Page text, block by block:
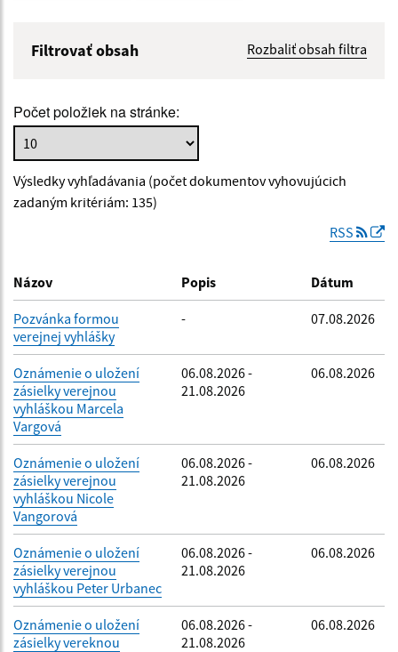
Filtrovať obsah Rozbaliť obsah filtra
Popis:
Dátum zverejnenia od:
Filtrovať
Počet položiek na stránke:
Výsledky vyhľadávania (počet dokumentov vyhovujúcich
zadaným kritériám: 135)
RSS
Názov Popis Dátum
Pozvánka formou
verejnej vyhlášky
- 07.08.2026
Oznámenie o uložení
zásielky verejnou
vyhláškou Marcela
Vargová
06.08.2026 -
21.08.2026
06.08.2026
Oznámenie o uložení
zásielky verejnou
vyhláškou Nicole
Vangorová
06.08.2026 -
21.08.2026
06.08.2026
Oznámenie o uložení
zásielky verejnou
vyhláškou Peter Urbanec
06.08.2026 -
21.08.2026
06.08.2026
Oznámenie o uložení
zásielky vereknou
06.08.2026 -
21.08.2026
06.08.2026